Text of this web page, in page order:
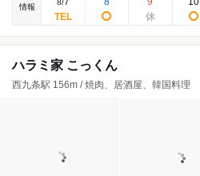
情報
8/
ハラミ家 こっくん
西九条駅 156m / 焼肉、居酒屋、韓国料理